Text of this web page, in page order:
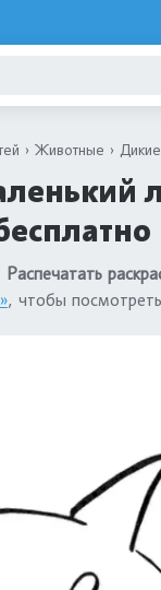
Животные
Распечатать
, чтобы